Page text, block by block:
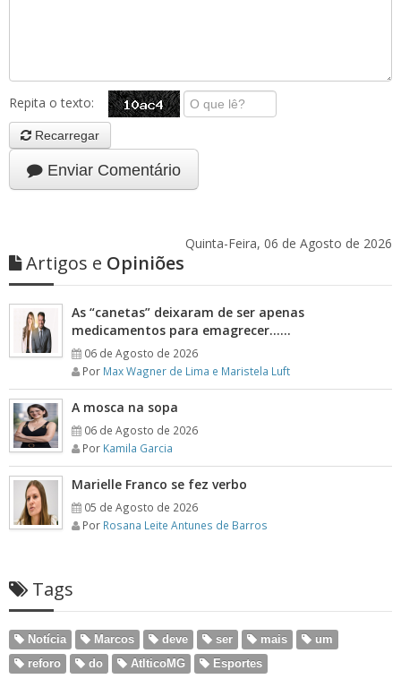
Repita o texto:
Recarregar
Enviar Comentário
Quinta-Feira, 06 de Agosto de 2026
Artigos e Opiniões
As “canetas” deixaram de ser apenas
medicamentos para emagrecer……
06 de Agosto de 2026
Por Max Wagner de Lima e Maristela Luft
A mosca na sopa
06 de Agosto de 2026
Por Kamila Garcia
Marielle Franco se fez verbo
05 de Agosto de 2026
Por Rosana Leite Antunes de Barros
Tags
Notícia Marcos deve ser mais
um
reforo
do AtlticoMG Esportes